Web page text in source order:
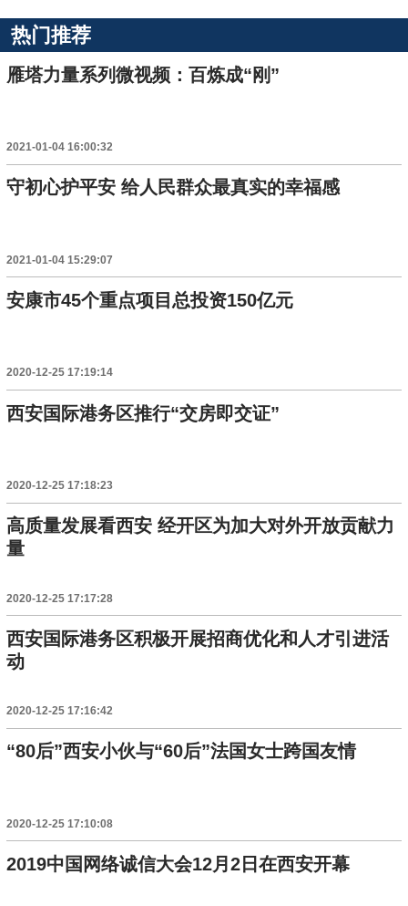
热门推荐
雁塔力量系列微视频：百炼成“刚”
2021-01-04 16:00:32
守初心护平安 给人民群众最真实的幸福感
2021-01-04 15:29:07
安康市45个重点项目总投资150亿元
2020-12-25 17:19:14
西安国际港务区推行“交房即交证”
2020-12-25 17:18:23
高质量发展看西安 经开区为加大对外开放贡献力
量
2020-12-25 17:17:28
西安国际港务区积极开展招商优化和人才引进活
动
2020-12-25 17:16:42
“80后”西安小伙与“60后”法国女士跨国友情
2020-12-25 17:10:08
2019中国网络诚信大会12月2日在西安开幕